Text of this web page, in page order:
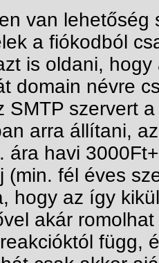
van
a fiókodból
is oldani,
domain névre
SMTP szervert
arra állítani,
ára havi
(min. fél éves
hogy az így
akár
függ,